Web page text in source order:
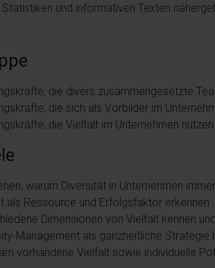
und informativen Texten
die divers zusammengesetzte
die sich als Vorbilder im
die Vielfalt im Unternehmen
warum Diversität in Unternehmen
als Ressource und Erfolgsfaktor erkennen
Dimensionen von Vielfalt kennen
Management als ganzheitliche Strategie
vorhandene Vielfalt sowie individuelle